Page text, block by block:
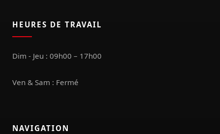
HEURES DE TRAVAIL
Dim - Jeu : 09h00 – 17h00
Ven & Sam : Fermé
NAVIGATION